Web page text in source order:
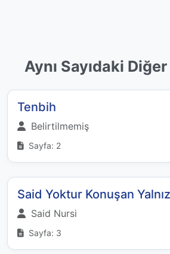
Aynı Sayıdaki
Tenbih
Belirtilmemiş
Sayfa: 2
Said Yoktur Konuşan
Said Nursi
Sayfa: 3